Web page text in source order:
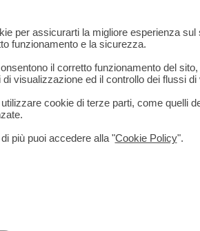
Adatto agli
Lunghezza 107 cm -
Peso 5,6 kg
per assicurarti la migliore esperienza sul
funzionamento e la sicurezza.
il corretto funzionamento del
visualizzazione ed il controllo dei flussi
cookie di terze parti, come quelli
più puoi accedere alla "Cookie Policy".